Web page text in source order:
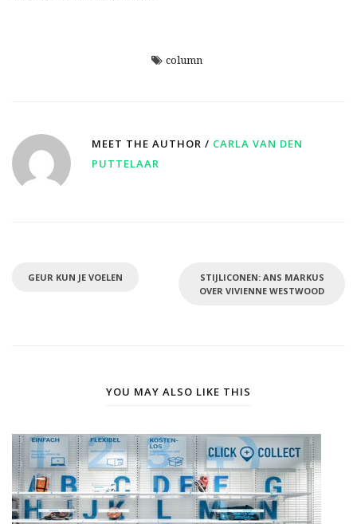
column
MEET THE AUTHOR / CARLA VAN DEN
PUTTELAAR
GEUR KUN JE VOELEN
STIJLICONEN: ANS MARKUS
OVER VIVIENNE WESTWOOD
YOU MAY ALSO LIKE THIS